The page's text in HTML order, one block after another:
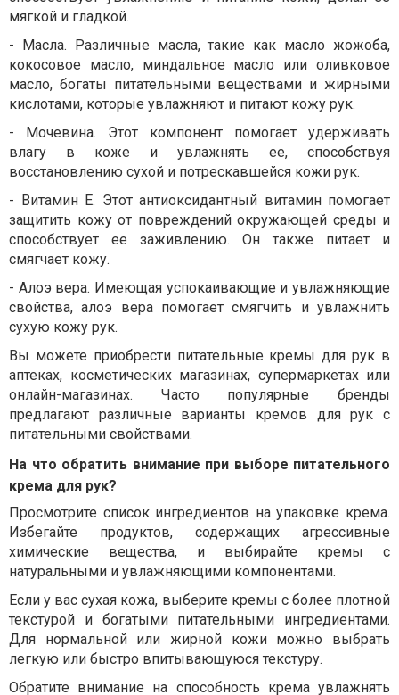
мягкой и гладкой.
-
Масла. Различные масла, такие как масло жожоба,
кокосовое масло, миндальное масло или оливковое
масло, богаты питательными веществами и жирными
кислотами, которые увлажняют и питают кожу рук.
-
Мочевина. Этот компонент помогает удерживать
влагу в коже и увлажнять ее, способствуя
восстановлению сухой и потрескавшейся кожи рук.
-
Витамин Е. Этот антиоксидантный витамин помогает
защитить кожу от повреждений окружающей среды и
способствует ее заживлению. Он также питает и
смягчает кожу.
- Алоэ вера. Имеющая успокаивающие и увлажняющие
свойства, алоэ вера помогает смягчить и увлажнить
сухую кожу рук.
Вы можете приобрести питательные кремы для рук в
аптеках, косметических магазинах, супермаркетах или
онлайн-магазинах. Часто популярные бренды
предлагают различные варианты кремов для рук с
питательными свойствами.
На что обратить внимание при выборе питательного
крема для рук?
Просмотрите список ингредиентов на упаковке крема.
Избегайте продуктов, содержащих агрессивные
химические вещества, и выбирайте кремы с
натуральными и увлажняющими компонентами.
Если у вас сухая кожа, выберите кремы с более плотной
текстурой и богатыми питательными ингредиентами.
Для нормальной или жирной кожи можно выбрать
легкую или быстро впитывающуюся текстуру.
Обратите внимание на способность крема увлажнять